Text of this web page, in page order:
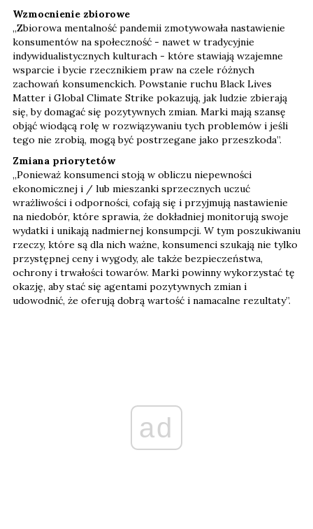
Wzmocnienie zbiorowe
„Zbiorowa mentalność pandemii zmotywowała nastawienie
konsumentów na społeczność - nawet w tradycyjnie
indywidualistycznych kulturach - które stawiają wzajemne
wsparcie i bycie rzecznikiem praw na czele różnych
zachowań konsumenckich. Powstanie ruchu Black Lives
Matter i Global Climate Strike pokazują, jak ludzie zbierają
się, by domagać się pozytywnych zmian. Marki mają szansę
objąć wiodącą rolę w rozwiązywaniu tych problemów i jeśli
tego nie zrobią, mogą być postrzegane jako przeszkoda”.
Zmiana priorytetów
„Ponieważ konsumenci stoją w obliczu niepewności
ekonomicznej i / lub mieszanki sprzecznych uczuć
wrażliwości i odporności, cofają się i przyjmują nastawienie
na niedobór, które sprawia, że ​​dokładniej monitorują swoje
wydatki i unikają nadmiernej konsumpcji. W tym poszukiwaniu
rzeczy, które są dla nich ważne, konsumenci szukają nie tylko
przystępnej ceny i wygody, ale także bezpieczeństwa,
ochrony i trwałości towarów. Marki powinny wykorzystać tę
okazję, aby stać się agentami pozytywnych zmian i
udowodnić, że oferują dobrą wartość i namacalne rezultaty”.
ad